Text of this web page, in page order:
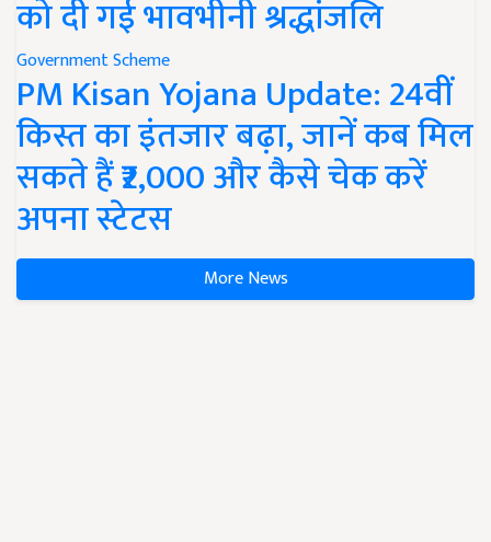
को दी गई भावभीनी श्रद्धांजलि
Government Scheme
PM Kisan Yojana Update: 24वीं
किस्त का इंतजार बढ़ा, जानें कब मिल
सकते हैं ₹2,000 और कैसे चेक करें
अपना स्टेटस
More News